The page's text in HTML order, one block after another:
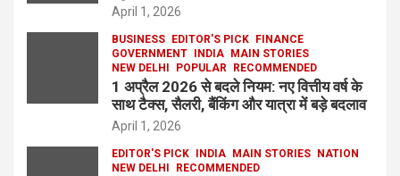
April 1, 2026
BUSINESS EDITOR'S PICK
FINANCE
GOVERNMENT
INDIA
MAIN STORIES
NEW DELHI
POPULAR RECOMMENDED
1 अप्रैल 2026 से बदले नियम: नए वित्तीय वर्ष के
साथ टैक्स, सैलरी, बैंकिंग और यात्रा में बड़े बदलाव
April 1, 2026
EDITOR'S PICK INDIA MAIN STORIES
NATION
NEW DELHI
RECOMMENDED